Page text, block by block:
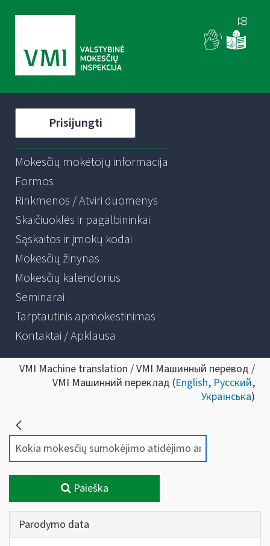
Prisijungti
Mokesčių mokėtojų informacija
Formos
Rinkmenos / Atviri duomenys
Skaičiuoklės ir pagalbininkai
Sąskaitos ir įmokų kodai
Mokesčių žinynas
Mokesčių kalendorius
Seminarai
Tarptautinis apmokestinimas
Kontaktai / Apklausa
VMI Machine translation / VMI Машинный перевод /
VMI Машинний переклад (English, Русский,
Українська)
Paieška
Parodymo data